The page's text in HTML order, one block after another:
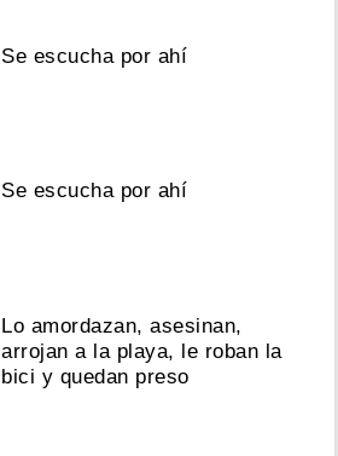
Se escucha por ahí
Se escucha por ahí
Lo amordazan, asesinan,
arrojan a la playa, le roban la
bici y quedan preso